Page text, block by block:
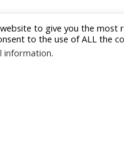
to give you the
to the use of ALL the
information.